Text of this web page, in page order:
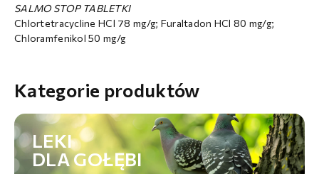
SALMO STOP TABLETKI
Chlortetracycline HCl 78 mg/g; Furaltadon HCl 80 mg/g;
Chloramfenikol 50 mg/g
Kategorie produktów
LEKI
DLA GOŁĘBI